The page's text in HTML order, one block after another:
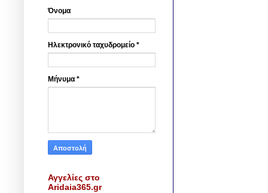
Όνομα
Ηλεκτρονικό ταχυδρομείο *
Μήνυμα *
Αγγελίες στο
Aridaia365.gr